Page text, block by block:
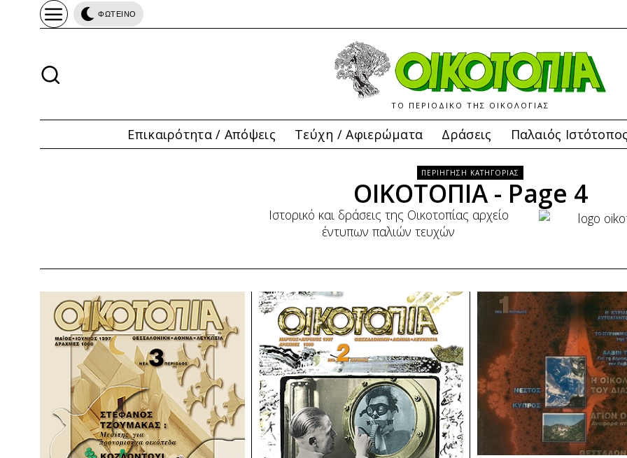
ΦΩΤΕΙΝΟ
ΤΟ ΠΕΡΙΟΔΙΚΟ ΤΗΣ ΟΙΚΟΛΟΓΙΑΣ
Επικαιρότητα / Απόψεις Τεύχη / Αφιερώματα Δράσεις Παλαιός
ΠΕΡΙΗΓΗΣΗ ΚΑΤΗΓΟΡΙΑΣ
ΟΙΚΟΤΟΠΙΑ- Page 4
Ιστορικό και δράσεις της Οικοτοπίας αρχείο
έντυπων παλιών τευχών